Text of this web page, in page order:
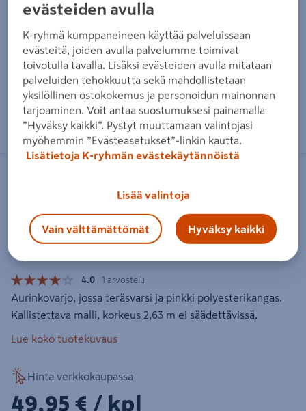
Zoomaa kuvaa sormilla kosketusnäytöllä
Aurinkovarjo Cello Curve 300cm
pinkki
Tuotenumero:502680885 EAN-koodi 6438313772255
4.0 1 arvostelu
Aurinkovarjo, jossa teräsvarsi ja pinkki polyesterikangas.
Kallistettava malli, korkeus 2,63 m ei säädettävissä.
Lue koko tuotekuvaus
Hinta verkkokaupassa
49,95€/kpl
49,95 € / kpl
evästeiden avulla
K-ryhmä kumppaneineen käyttää palveluissaan
evästeitä, joiden avulla palvelumme toimivat
toivotulla tavalla. Lisäksi evästeiden avulla mitataan
palveluiden tehokkuutta sekä mahdollistetaan
yksilöllinen ostokokemus ja personoidun mainonnan
tarjoaminen. Voit antaa suostumuksesi painamalla
”Hyväksy kaikki”. Pystyt muuttamaan valintojasi
myöhemmin ”Evästeasetukset”-linkin kautta.
Lisätietoja K-ryhmän evästekäytännöistä
Lisää valintoja
Vain välttämättömät Hyväksy kaikki